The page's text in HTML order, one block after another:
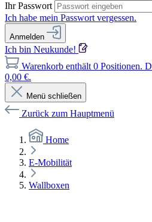
Ihr Passwort
Ich habe mein Passwort vergessen.
Anmelden
Ich bin Neukunde!
Warenkorb enthält 0 Positionen.
0,00 €.
Menü schließen
Zurück zum Hauptmenü
Home
E-Mobilität
Wallboxen